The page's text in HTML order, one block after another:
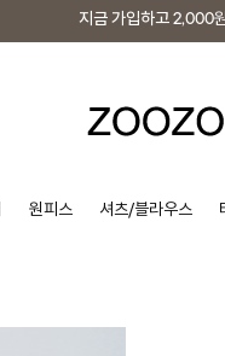
지금 가입하고 2,000
원피스 셔츠/블라우스